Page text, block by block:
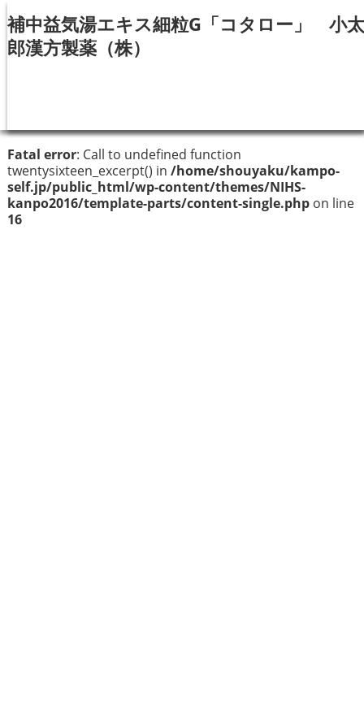
補中益気湯エキス細粒G「コタロー」 小太
郎漢方製薬（株）
Fatal error: Call to undefined function
twentysixteen_excerpt() in /home/shouyaku/kampo-
self.jp/public_html/wp-content/themes/NIHS-
kanpo2016/template-parts/content-single.phpon line
16